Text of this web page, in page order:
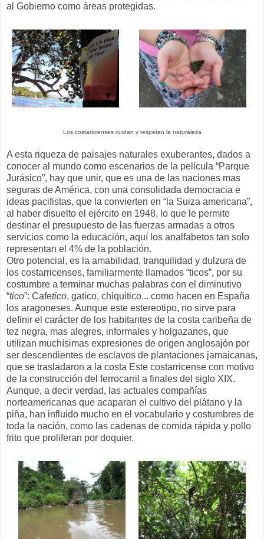
al Gobierno como áreas protegidas.
Los costarricenses cuidan y respetan la naturaleza
A esta riqueza de paisajes naturales exuberantes, dados a
conocer al mundo como escenarios de la película “Parque
Jurásico”, hay que unir, que es una de las naciones mas
seguras de América, con una consolidada democracia e
ideas pacifistas, que la convierten en “la Suiza americana”,
al haber disuelto el ejército en 1948, lo que le permite
destinar el presupuesto de las fuerzas armadas a otros
servicios como la educación, aquí los analfabetos tan solo
representan el 4% de la población.
Otro potencial, es la amabilidad, tranquilidad y dulzura de
los costarricenses, familiarmente llamados “ticos”, por su
costumbre a terminar muchas palabras con el diminutivo
“tico”: Cafetico, gatico, chiquitico... como hacen en España
los aragoneses. Aunque este estereotipo, no sirve para
definir el carácter de los habitantes de la costa caribeña de
tez negra, mas alegres, informales y holgazanes, que
utilizan muchísimas expresiones de origen anglosajón por
ser descendientes de esclavos de plantaciones jamaicanas,
que se trasladaron a la costa Este costarricense con motivo
de la construcción del ferrocarril a finales del siglo XIX.
Aunque, a decir verdad, las actuales compañías
norteamericanas que acaparan el cultivo del plátano y la
piña, han influido mucho en el vocabulario y costumbres de
toda la nación, como las cadenas de comida rápida y pollo
frito que proliferan por doquier.